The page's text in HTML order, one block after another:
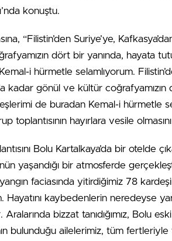
konuştu.
“Filistin’den Suriye’ye,
dört bir yanında, hayata
i hürmetle selamlıyorum.
kadar gönül ve kültür
de buradan Kemal-i hürmetle
toplantısının hayırlara vesile
Bolu Kartalkaya’da bir otelde
yaşandığı bir atmosferde
yangın faciasında yitirdiğimiz 78
Hayatını kaybedenlerin neredeyse
Aralarında bizzat tanıdığımız, Bolu
bulunduğu ailelerimiz, tüm